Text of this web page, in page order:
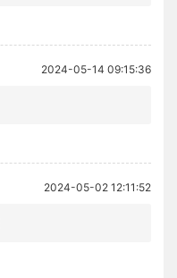
2024-05-14 09:15:36
2024-05-02 12:11:52